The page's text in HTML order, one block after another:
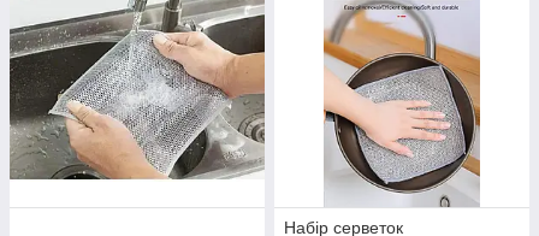
Набір серветок